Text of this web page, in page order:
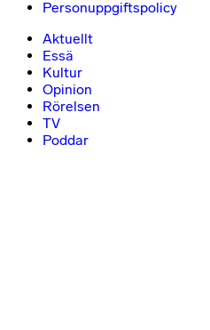
Personuppgiftspolicy
Aktuellt
Essä
Kultur
Opinion
Rörelsen
TV
Poddar